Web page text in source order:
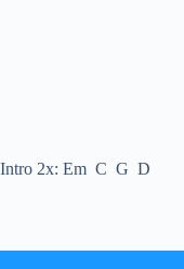
Intro 2x: Em C G D